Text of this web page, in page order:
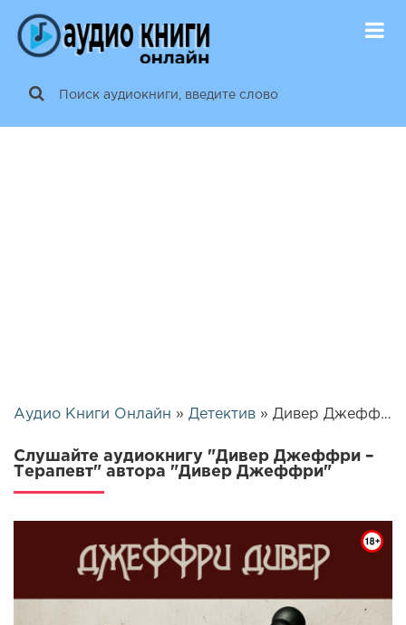
Аудио Книги Онлайн » Детектив » Дивер Джеффри – Терапевт | 26371
Слушайте аудиокнигу "Дивер Джеффри –
Терапевт" автора "Дивер Джеффри"